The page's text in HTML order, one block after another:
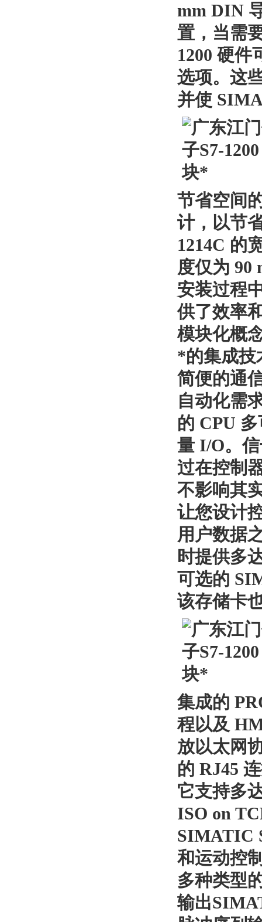
mm DIN
置，当需
1200 硬件
选项。这
并使
节省空间
计，以节
1214C 的
度仅为 90
安装过程
供了效率
模块化概
*的集成技
简便的通
自动化需
的 CPU
量 I/O。
过在控制
不影响其
让您设计
用户数据
时提供多
可选的
该存储卡
集成的
程以及
放以太网
的 RJ45
它支持多
ISO on
SIMATIC
和运动控
多种类型
输出